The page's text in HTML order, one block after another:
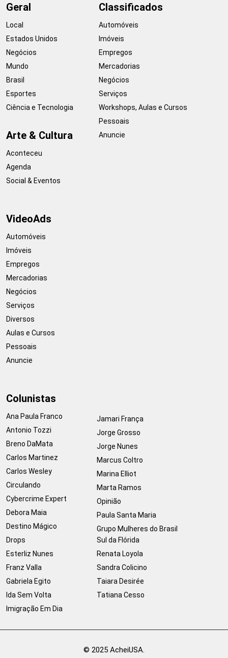
Geral
Local
Estados Unidos
Negócios
Mundo
Brasil
Esportes
Ciência e Tecnologia
Arte & Cultura
Aconteceu
Agenda
Social & Eventos
Classificados
Automóveis
Imóveis
Empregos
Mercadorias
Negócios
Serviços
Workshops, Aulas e Cursos
Pessoais
Anuncie
VideoAds
Automóveis
Imóveis
Empregos
Mercadorias
Negócios
Serviços
Diversos
Aulas e Cursos
Pessoais
Anuncie
Colunistas
Ana Paula Franco
Antonio Tozzi
Breno DaMata
Carlos Martinez
Carlos Wesley
Circulando
Cybercrime Expert
Debora Maia
Destino Mágico
Drops
Esterliz Nunes
Franz Valla
Gabriela Egito
Ida Sem Volta
Imigração Em Dia
Jamari França
Jorge Grosso
Jorge Nunes
Marcus Coltro
Marina Elliot
Marta Ramos
Opinião
Paula Santa Maria
Grupo Mulheres do Brasil
Sul da Flórida
Renata Loyola
Sandra Colicino
Taiara Desirée
Tatiana Cesso
© 2025 AcheiUSA.